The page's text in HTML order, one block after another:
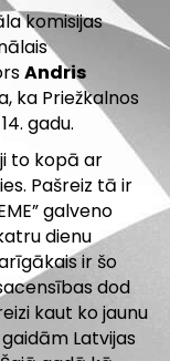
komisijas
Andris
ka Priežkalnos
gadu.
to kopā ar
Pašreiz tā ir
galveno
dienu
ir šo
dod
kaut ko jaunu
Latvijas